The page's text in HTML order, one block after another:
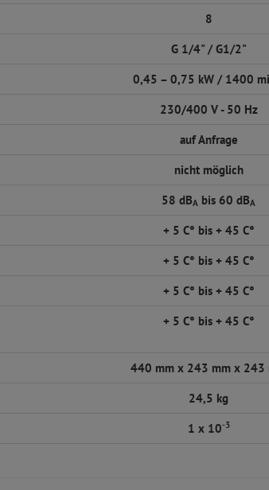
8
G 1/4" / G1/2"
0,45 – 0,75 kW / 1400
230/400 V - 50 Hz
auf Anfrage
nicht möglich
58 dBA bis 60 dBA
+ 5 C° bis + 45 C°
+ 5 C° bis + 45 C°
+ 5 C° bis + 45 C°
+ 5 C° bis + 45 C°
440 mm x 243 mm x 243
24,5 kg
1 x 10-3